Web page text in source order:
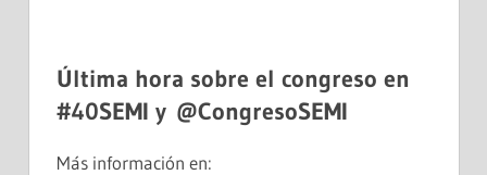
Última hora sobre el congreso en
#40SEMI y @CongresoSEMI
Más información en: